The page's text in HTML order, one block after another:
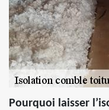
Pourquoi laisser